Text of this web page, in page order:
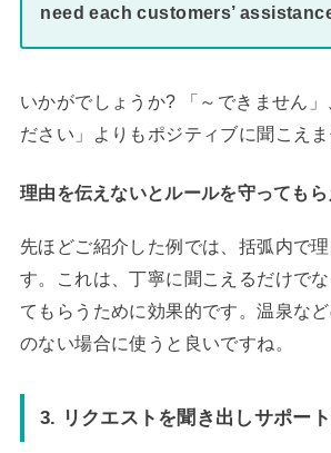
need each customers’
いかがでしょうか? 「～できません」
ださい」よりもポジティブに聞こえ
理由を伝えないとルールを守っても
先ほどご紹介した例では、括弧内で
す。これは、丁寧に聞こえるだけで
てもらうために効果的です。温泉な
のない場合に使うと良いですね。
3. リクエストを聞き出しサポー